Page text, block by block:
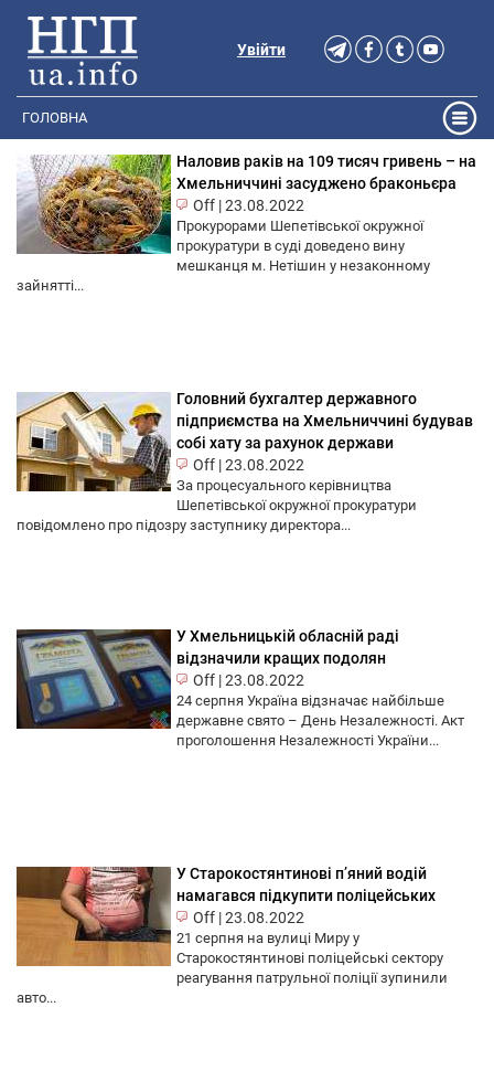
Увійти
ГОЛОВНА
Наловив раків на 109 тисяч гривень – на
Хмельниччині засуджено браконьєра
Off |23.08.2022
Прокурорами Шепетівської окружної
прокуратури в суді доведено вину
мешканця м. Нетішин у незаконному
зайнятті...
Головний бухгалтер державного
підприємства на Хмельниччині будував
собі хату за рахунок держави
Off |23.08.2022
За процесуального керівництва
Шепетівської окружної прокуратури
повідомлено про підозру заступнику директора...
У Хмельницькій обласній раді
відзначили кращих подолян
Off |23.08.2022
24 серпня Україна відзначає найбільше
державне свято – День Незалежності. Акт
проголошення Незалежності України...
У Старокостянтинові п’яний водій
намагався підкупити поліцейських
Off |23.08.2022
21 серпня на вулиці Миру у
Старокостянтинові поліцейські сектору
реагування патрульної поліції зупинили
авто...